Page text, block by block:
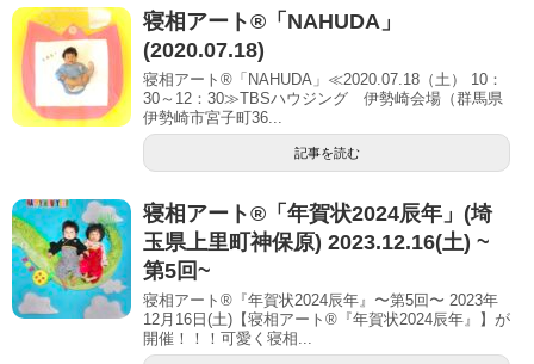
寝相アート®「NAHUDA」
(2020.07.18)
寝相アート®「NAHUDA」≪2020.07.18（土） 10：
30～12：30≫TBSハウジング 伊勢崎会場（群馬県
伊勢崎市宮子町36...
記事を読む
寝相アート®︎「年賀状2024辰年」(埼
玉県上里町神保原) 2023.12.16(土) ~
第5回~
寝相アート®『年賀状2024辰年』〜第5回〜 2023年
12月16日(土)【寝相アート®︎『年賀状2024辰年』】が
開催！！！可愛く寝相...